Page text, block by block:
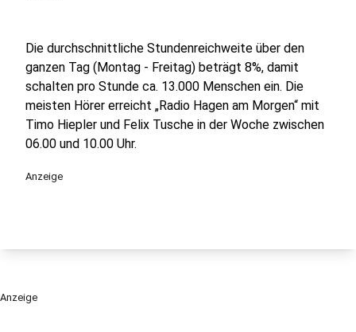
Die durchschnittliche Stundenreichweite über den
ganzen Tag (Montag - Freitag) beträgt 8%, damit
schalten pro Stunde ca. 13.000 Menschen ein. Die
meisten Hörer erreicht „Radio Hagen am Morgen“ mit
Timo Hiepler und Felix Tusche in der Woche zwischen
06.00 und 10.00 Uhr.
Anzeige
Anzeige